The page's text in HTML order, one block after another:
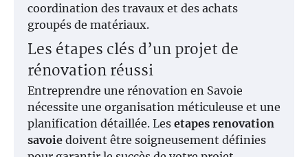
coordination des travaux et des achats
groupés de matériaux.
Les étapes clés d’un projet de
rénovation réussi
Entreprendre une rénovation en Savoie
nécessite une organisation méticuleuse et une
planification détaillée. Les etapes renovation
savoie doivent être soigneusement définies